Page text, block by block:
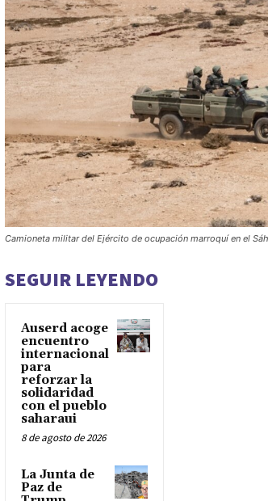
Camioneta militar del Ejército de ocupación marroquí en el
SEGUIR LEYENDO
Auserd acoge
encuentro
internacional
para
reforzar la
solidaridad
con el pueblo
saharaui
8 de agosto de 2026
La Junta de
Paz de